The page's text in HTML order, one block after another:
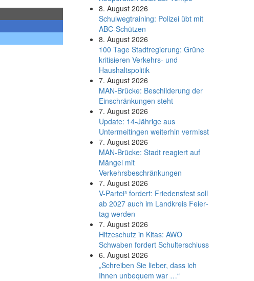
8. August 2026
Schul­weg­trai­ning: Poli­zei übt mit
ABC-Schüt­zen
8. August 2026
100 Tage Stadtregierung: Grüne
kritisieren Verkehrs- und
Haushaltspolitik
7. August 2026
MAN-Brücke: Beschilderung der
Einschränkungen steht
7. August 2026
Update: 14-Jährige aus
Untermeitingen weiterhin vermisst
7. August 2026
MAN-Brücke: Stadt reagiert auf
Mängel mit
Verkehrsbeschränkungen
7. August 2026
V-Partei­³ fordert: Friedens­fest soll
ab 2027 auch im Land­kreis Feier­
tag werden
7. August 2026
Hitzeschutz in Kitas: AWO
Schwaben fordert Schulterschluss
6. August 2026
„Schreiben Sie lieber, dass ich
Ihnen unbequem war …“